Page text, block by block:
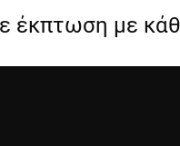
έκπτωση με